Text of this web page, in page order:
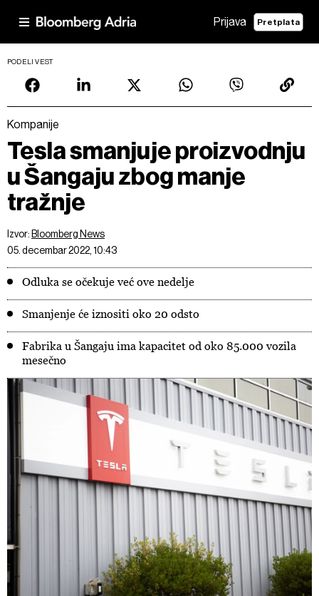
Prijava Pretplata
PODELI VEST
Kompanije
Tesla smanjuje proizvodnju
u Šangaju zbog manje
tražnje
Izvor: Bloomberg News
05. decembar 2022, 10:43
Odluka se očekuje već ove nedelje
Smanjenje će iznositi oko 20 odsto
Fabrika u Šangaju ima kapacitet od oko 85.000 vozila
mesečno